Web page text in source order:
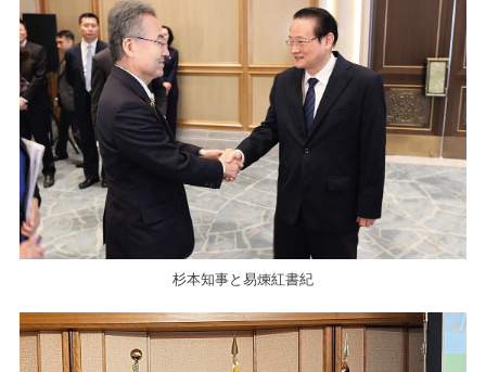
杉本知事と易煉紅書紀